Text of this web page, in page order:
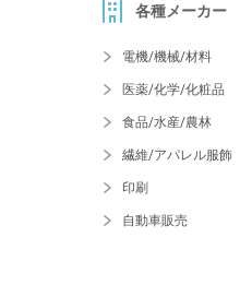
各種メーカー
電機/機械/材料
医薬/化学/化粧品
食品/水産/農林
繊維/アパレル服飾
印刷
自動車販売